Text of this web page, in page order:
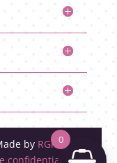
by RGraphic
confidentialité|
0
Jambes